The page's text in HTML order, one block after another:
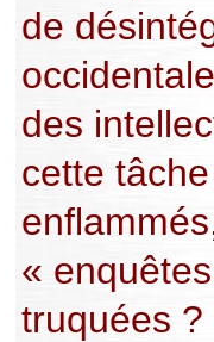
de
des
cette
«
truquées